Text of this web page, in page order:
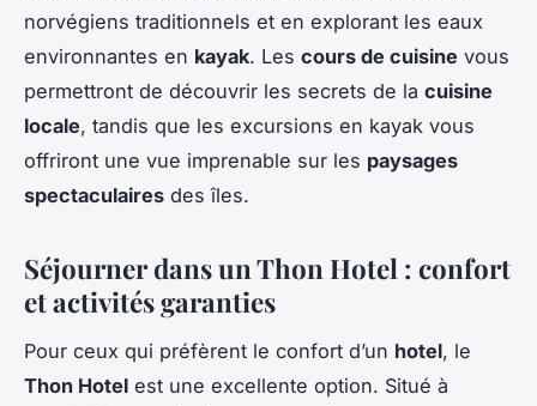
norvégiens traditionnels et en explorant les eaux
environnantes en kayak. Les cours de cuisine vous
permettront de découvrir les secrets de la cuisine
locale, tandis que les excursions en kayak vous
offriront une vue imprenable sur les paysages
spectaculaires des îles.
Séjourner dans un Thon Hotel : confort
et activités garanties
Pour ceux qui préfèrent le confort d’un hotel, le
Thon Hotel est une excellente option. Situé à